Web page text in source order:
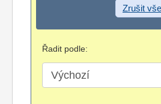
Zrušit vše
Řadit podle: